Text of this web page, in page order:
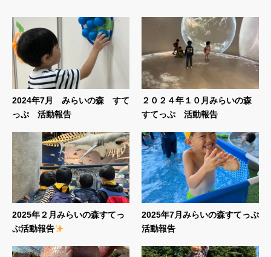
2024年7月 みらいの森 すて
っぷ 活動報告
２０２４年１０月みらいの森
すてっぷ 活動報告
2025年２月みらいの森すてっ
ぷ活動報告
2025年7月みらいの森すてっぷ
活動報告